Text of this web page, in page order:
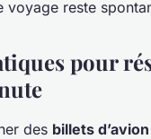
voyage reste
pour
des billets